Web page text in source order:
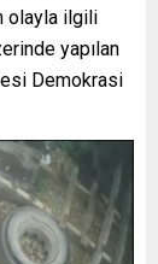
olayla ilgili
yapılan
Demokrasi